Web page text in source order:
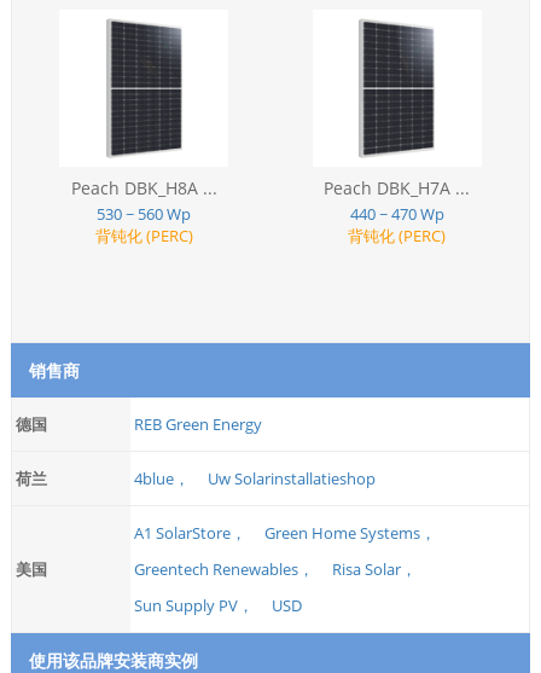
Peach DBK_H8A ...
530 ~ 560 Wp
背钝化 (PERC)
Peach DBK_H7A ...
440 ~ 470 Wp
背钝化 (PERC)
销售商
德国 REB Green Energy
荷兰 4blue， Uw Solarinstallatieshop
美国
A1 SolarStore，
Green Home Systems，
Greentech Renewables，
Risa Solar，
Sun Supply PV，
USD
使用该品牌安装商实例